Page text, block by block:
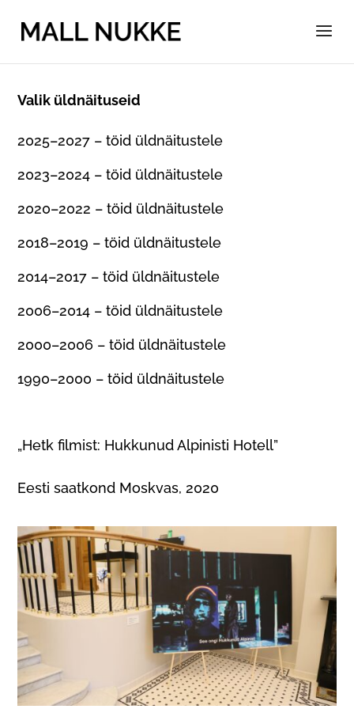
Valik üldnäituseid
2025–2027 – töid üldnäitustele
2023–2024 – töid üldnäitustele
2020–2022 – töid üldnäitustele
2018–2019 – töid üldnäitustele
2014–2017 – töid üldnäitustele
2006–2014 – töid üldnäitustele
2000–2006 – töid üldnäitustele
1990–2000 – töid üldnäitustele
„Hetk filmist: Hukkunud Alpinisti Hotell”
Eesti saatkond Moskvas, 2020